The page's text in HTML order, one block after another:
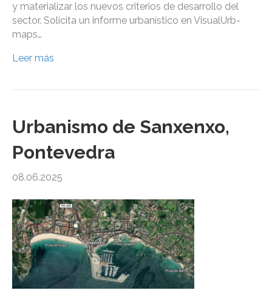
y materializar los nuevos criterios de desarrollo del
sector. Solicita un informe urbanístico en VisualUrb-
maps…
Leer más
Urbanismo de Sanxenxo,
Pontevedra
08.06.2025